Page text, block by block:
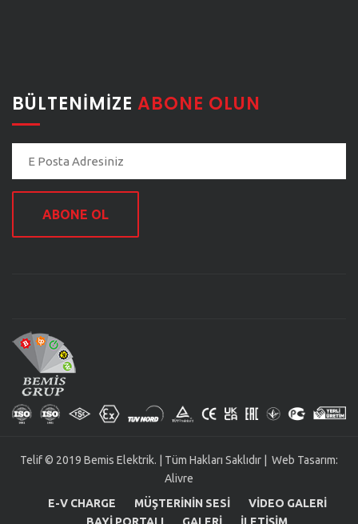
BÜLTENIMIZE ABONE OLUN
ABONE OL
Telif © 2019 Bemis Elektrik. | Tüm Hakları Saklıdır | Web Tasarım:
Alivre
E-V CHARGE
MÜŞTERININ SESI
VIDEO GALERI
BAYI PORTALI
GALERI İLETIŞIM